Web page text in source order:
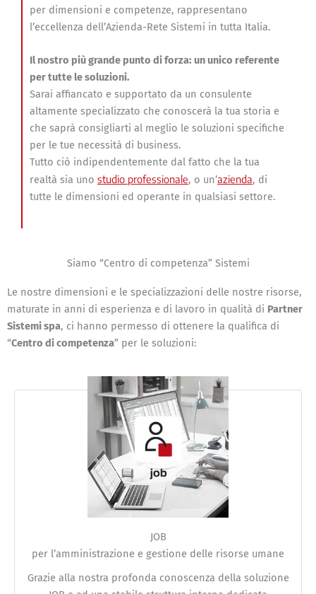
per dimensioni e competenze, rappresentano
l’eccellenza dell’Azienda-Rete Sistemi in tutta Italia.
Il nostro più grande punto di forza: un unico referente
per tutte le soluzioni.
Sarai affiancato e supportato da un consulente
altamente specializzato che conoscerà la tua storia e
che saprà consigliarti al meglio le soluzioni specifiche
per le tue necessità di business.
Tutto ciò indipendentemente dal fatto che la tua
realtà sia uno studio professionale, o un’azienda, di
tutte le dimensioni ed operante in qualsiasi settore.
Siamo “Centro di competenza” Sistemi
Le nostre dimensioni e le specializzazioni delle nostre risorse,
maturate in anni di esperienza e di lavoro in qualità di Partner
Sistemi spa, ci hanno permesso di ottenere la qualifica di
“Centro di competenza” per le soluzioni:
JOB
per l’amministrazione e gestione delle risorse umane
Grazie alla nostra profonda conoscenza della soluzione